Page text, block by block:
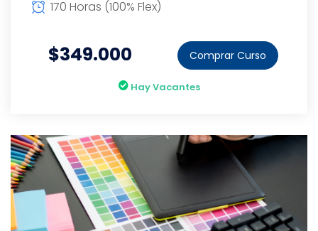
170 Horas (100% Flex)
$349.000 Comprar Curso
Hay Vacantes